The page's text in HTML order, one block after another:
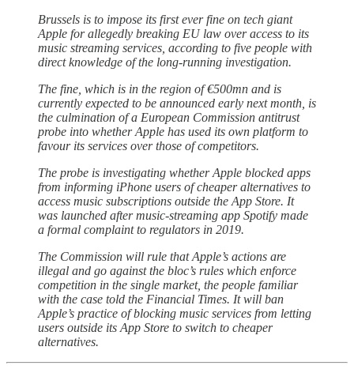
Brussels is to impose its first ever fine on tech giant
Apple for allegedly breaking EU law over access to its
music streaming services, according to five people with
direct knowledge of the long-running investigation.
The fine, which is in the region of €500mn and is
currently expected to be announced early next month, is
the culmination of a European Commission antitrust
probe into whether Apple has used its own platform to
favour its services over those of competitors.
The probe is investigating whether Apple blocked apps
from informing iPhone users of cheaper alternatives to
access music subscriptions outside the App Store. It
was launched after music-streaming app Spotify made
a formal complaint to regulators in 2019.
The Commission will rule that Apple’s actions are
illegal and go against the bloc’s rules which enforce
competition in the single market, the people familiar
with the case told the Financial Times. It will ban
Apple’s practice of blocking music services from letting
users outside its App Store to switch to cheaper
alternatives.